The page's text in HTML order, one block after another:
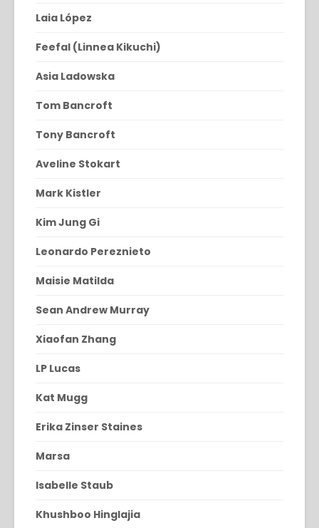
Laia López
Feefal (Linnea Kikuchi)
Asia Ladowska
Tom Bancroft
Tony Bancroft
Aveline Stokart
Mark Kistler
Kim Jung Gi
Leonardo Pereznieto
Maisie Matilda
Sean Andrew Murray
Xiaofan Zhang
LP Lucas
Kat Mugg
Erika Zinser Staines
Marsa
Isabelle Staub
Khushboo Hinglajia